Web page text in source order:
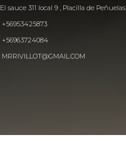
El sauce 311 local 9 , Placilla de Peñuelas
+56953425873
+56963724084
MRRIVILLOT@GMAIL.COM